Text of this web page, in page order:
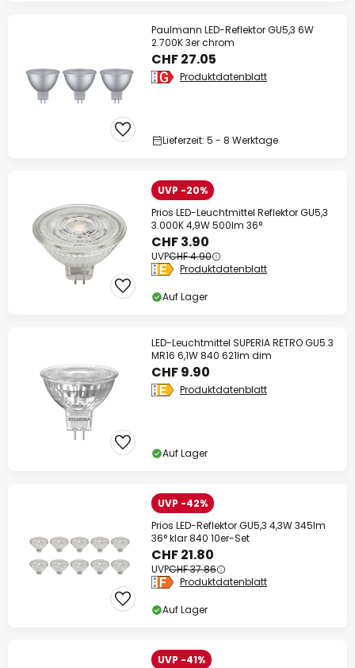
Paulmann LED-Reflektor GU5,3 6W
2.700K 3er chrom
CHF 27.05
Produktdatenblatt
Lieferzeit: 5 - 8 Werktage
UVP -20%
Prios LED-Leuchtmittel Reflektor GU5,3
3.000K 4,9W 500lm 36°
CHF 3.90
UVPCHF 4.90
Produktdatenblatt
Auf Lager
LED-Leuchtmittel SUPERIA RETRO GU5.3
MR16 6,1W 840 621lm dim
CHF 9.90
Produktdatenblatt
Auf Lager
UVP -42%
Prios LED-Reflektor GU5,3 4,3W 345lm
36° klar 840 10er-Set
CHF 21.80
UVPCHF 37.86
Produktdatenblatt
Auf Lager
UVP -41%